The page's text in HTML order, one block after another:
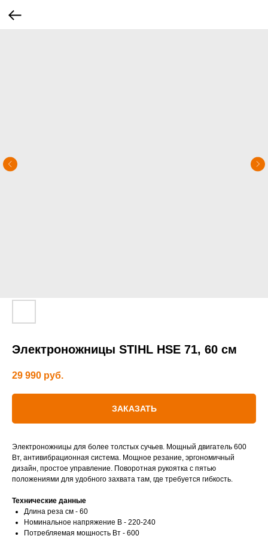
Электроножницы STIHL HSE 71, 60 см
29 990 руб.
ЗАКАЗАТЬ
Электроножницы для более толстых сучьев. Мощный двигатель 600
Вт, антивибрационная система. Мощное резание, эргономичный
дизайн, простое управление. Поворотная рукоятка с пятью
положениями для удобного захвата там, где требуется гибкость.
Технические данные
Длина реза см - 60
Номинальное напряжение В - 220-240
Потребляемая мощность Вт - 600